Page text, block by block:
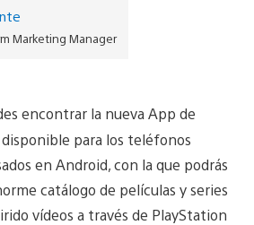
Marketing Manager
encontrar la nueva App de
para los teléfonos
en Android, con la que podrás
catálogo de películas y series
vídeos a través de PlayStation